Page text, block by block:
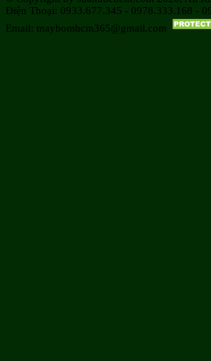
Điện Thoại: 0933.677.345 - 0978.333.168 -
Email: maybomhcm365@gmail.com